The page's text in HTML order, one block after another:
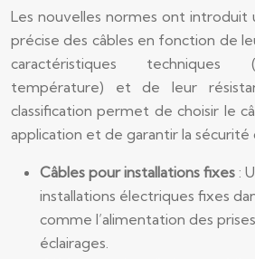
Les nouvelles normes ont introduit
précise des câbles en fonction de
caractéristiques techniques
température) et de leur
classification permet de choisir le
application et de garantir la sécurité
Câbles pour installations fixes :
installations électriques fixes
comme l’alimentation des
éclairages.